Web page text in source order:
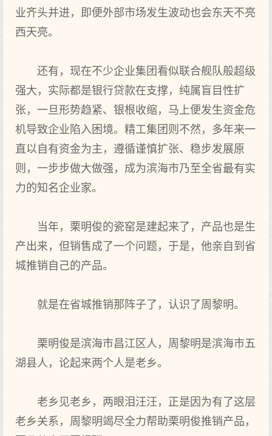
业齐头并进，即便外部市场发生波动也会东天不亮
西天亮。
还有，现在不少企业集团看似联合舰队般超级
强大，实际都是银行贷款在支撑，纯属盲目性扩
张，一旦形势趋紧、银根收缩，马上便发生资金危
机导致企业陷入困境。精工集团则不然，多年来一
直以自有资金为主，遵循谨慎扩张、稳步发展原
则，一步步做大做强，成为滨海市乃至全省最有实
力的知名企业家。
当年，栗明俊的瓷窑是建起来了，产品也是生
产出来，但销售成了一个问题，于是，他亲自到省
城推销自己的产品。
就是在省城推销那阵子了，认识了周黎明。
栗明俊是滨海市昌江区人，周黎明是滨海市五
湖县人，论起来两个人是老乡。
老乡见老乡，两眼泪汪汪，正是因为有了这层
老乡关系，周黎明竭尽全力帮助栗明俊推销产品，